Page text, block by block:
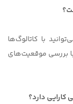
با کاتالوگ‌ها
بررسی موقعیت‌های